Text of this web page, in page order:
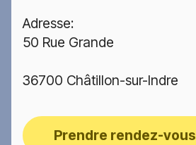
Adresse:
50 Rue Grande
36700 Châtillon-sur-Indre
Prendre rendez-vous